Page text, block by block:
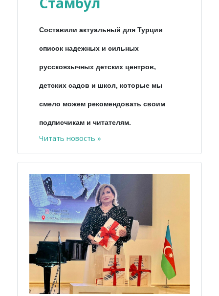
Составили актуальный для Турции
список надежных и сильных
русскоязычных детских центров,
детских садов и школ, которые мы
смело можем рекомендовать своим
подписчикам и читателям.
Читать новость »